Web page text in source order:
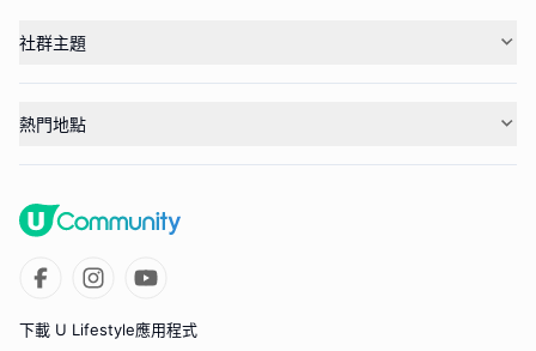
社群主題
熱門地點
下載 U Lifestyle應用程式